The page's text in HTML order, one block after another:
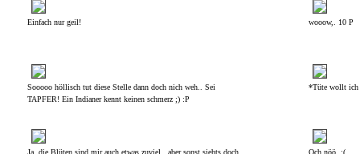
Einfach nur geil! wooow,. 10 P
Sooooo höllisch tut diese Stelle dann doch nich weh.. Sei
TAPFER! Ein Indianer kennt keinen schmerz ;) :P
*Tüte wollt ich